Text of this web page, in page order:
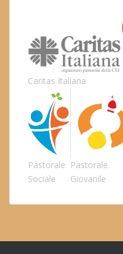
Caritas Italiana
Pastorale
Sociale
Pastorale
Giovanile